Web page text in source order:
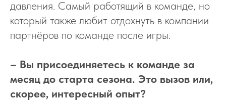
давления. Самый работящий в команде, но
который также любит отдохнуть в компании
партнёров по команде после игры.
– Вы присоединяетесь к команде за
месяц до старта сезона. Это вызов или,
скорее, интересный опыт?